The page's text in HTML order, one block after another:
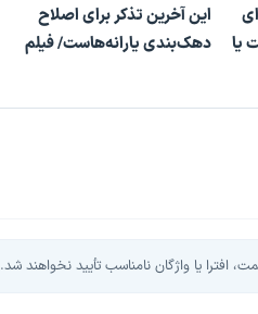
یا
این آخرین تذکر برای اصلاح
دهک‌بندی یارانه‌هاست/ فیلم
افترا یا واژگان نامناسب تأیید نخواهند شد.